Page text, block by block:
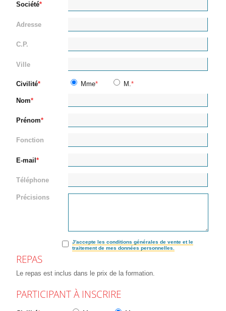
Société
Adresse
C.P.
Ville
Civilité Mme M.
Nom
Prénom
Fonction
E-mail
Téléphone
Précisions
J'accepte les conditions générales de vente et le
traitement de mes données personnelles.
REPAS
Le repas est inclus dans le prix de la formation.
PARTICIPANT À INSCRIRE